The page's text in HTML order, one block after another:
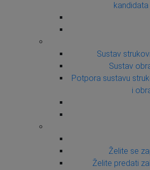
Sustav
Sustav
Potpora sustavu
i
Želite se
Želite predati